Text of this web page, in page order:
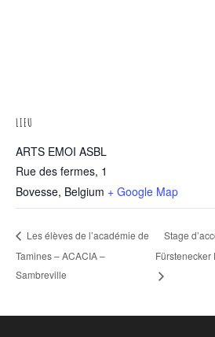
LIEU
ARTS EMOI ASBL
Rue des fermes, 1
Bovesse, Belgium + Google Map
Les élèves de l’académie de
Tamines – ACACIA –
Sambreville
Stage
Fürstenecker